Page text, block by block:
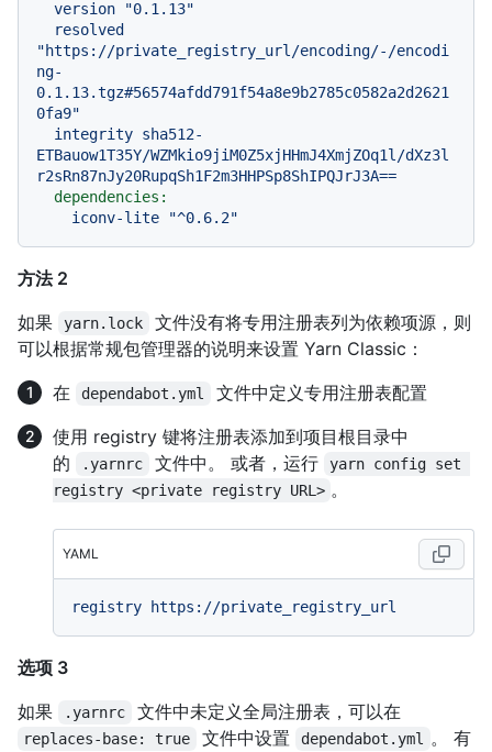
version
"0.1.13"
resolved
"https://private_registry_url/encoding/-/encodi
ng-
0.1.13.tgz#56574afdd791f54a8e9b2785c0582a2d2621
0fa9"
integrity sha512-
ETBauow1T35Y/WZMkio9jiM0Z5xjHHmJ4XmjZOq1l/dXz3l
r2sRn87nJy20RupqSh1F2m3HHPSp8ShIPQJrJ3A==
dependencies:
iconv-lite
"^0.6.2"
方法 2
如果
yarn.lock
文件没有将专用注册表列为依赖项源，则
可以根据常规包管理器的说明来设置 Yarn Classic：
在
dependabot.yml
文件中定义专用注册表配置
使用 registry 键将注册表添加到项目根目录中
的
.yarnrc 文件中。 或者，运行
yarn config set
registry <private registry URL> 。
YAML
registry https://private_registry_url
选项 3
如果
.yarnrc 文件中未定义全局注册表，可以在
replaces-base: true 文件中设置 dependabot.yml
。 有